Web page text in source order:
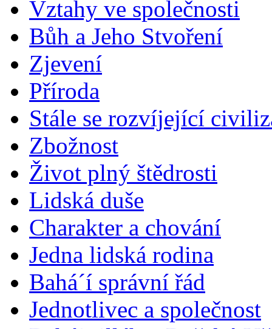
Vztahy ve společnosti
Bůh a Jeho Stvoření
Zjevení
Příroda
Stále se rozvíjející
Zbožnost
Život plný štědrosti
Lidská duše
Charakter a chování
Jedna lidská rodina
Bahá´í správní řád
Jednotlivec a společnost